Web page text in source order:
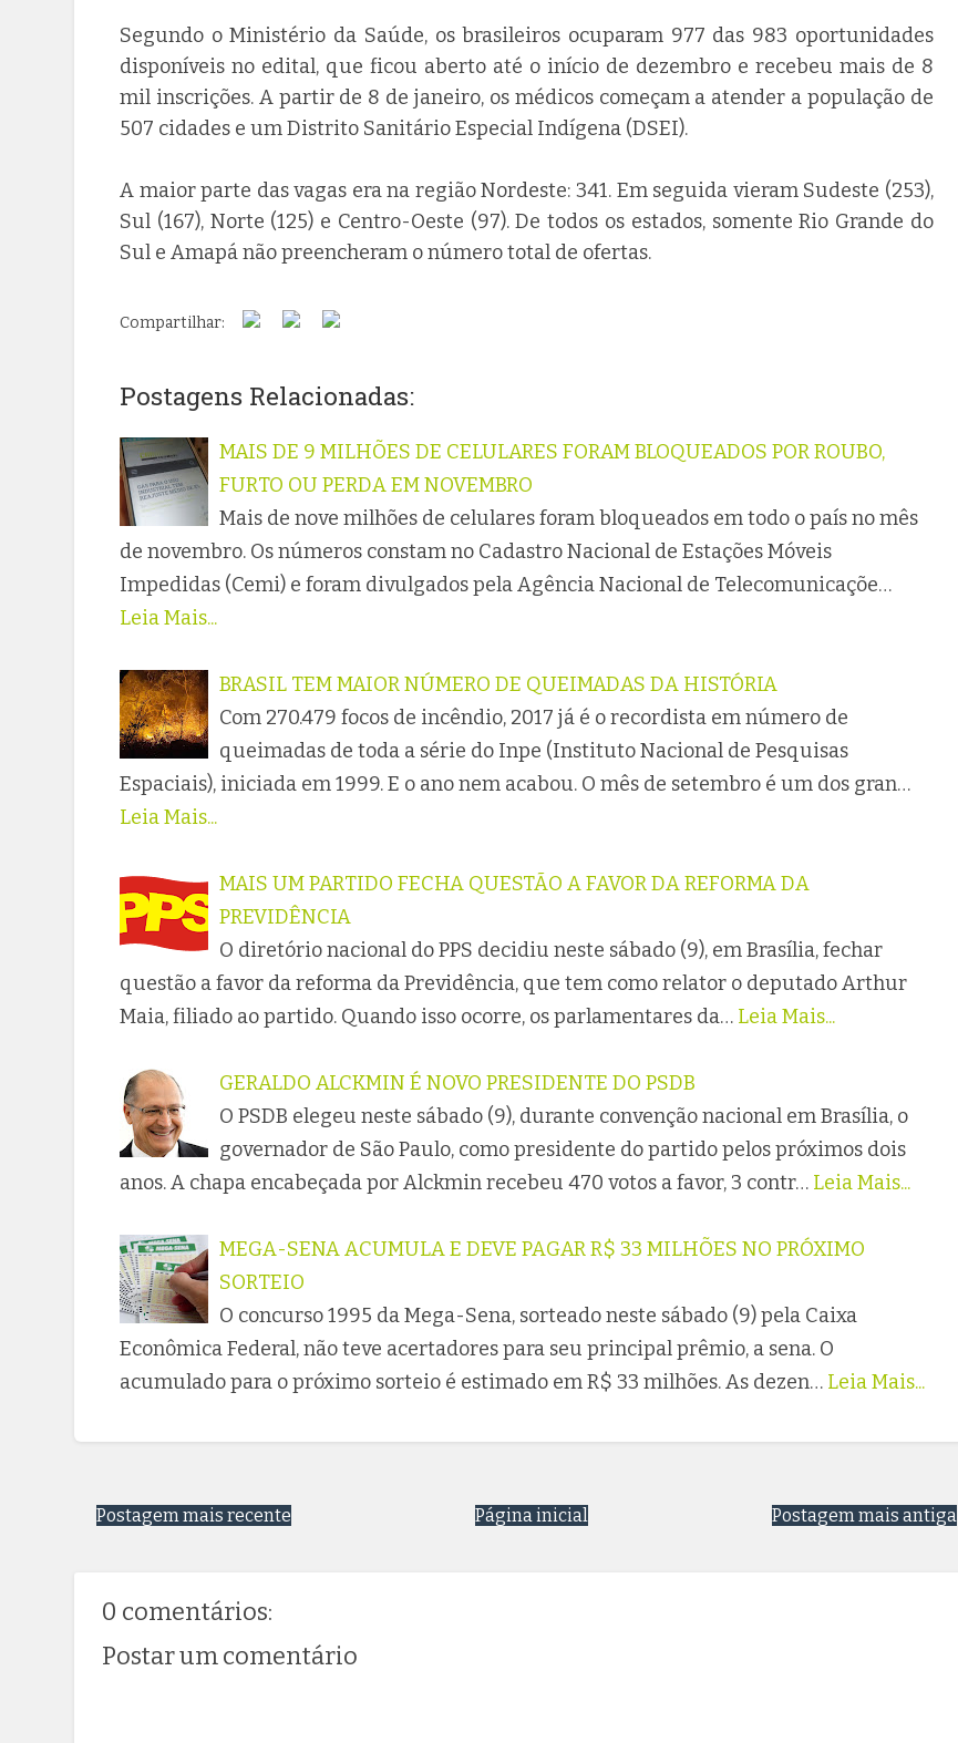
Segundo o Ministério da Saúde, os brasileiros ocuparam 977 das 983 oportunidades
disponíveis no edital, que ficou aberto até o início de dezembro e recebeu mais de 8
mil inscrições. A partir de 8 de janeiro, os médicos começam a atender a população de
507 cidades e um Distrito Sanitário Especial Indígena (DSEI).
A maior parte das vagas era na região Nordeste: 341. Em seguida vieram Sudeste (253),
Sul (167), Norte (125) e Centro-Oeste (97). De todos os estados, somente Rio Grande do
Sul e Amapá não preencheram o número total de ofertas.
Compartilhar:
Postagens Relacionadas:
MAIS DE 9 MILHÕES DE CELULARES FORAM BLOQUEADOS POR ROUBO,
FURTO OU PERDA EM NOVEMBRO
Mais de nove milhões de celulares foram bloqueados em todo o país no mês
de novembro. Os números constam no Cadastro Nacional de Estações Móveis
Impedidas (Cemi) e foram divulgados pela Agência Nacional de Telecomunicaçõe…
Leia Mais...
BRASIL TEM MAIOR NÚMERO DE QUEIMADAS DA HISTÓRIA
Com 270.479 focos de incêndio, 2017 já é o recordista em número de
queimadas de toda a série do Inpe (Instituto Nacional de Pesquisas
Espaciais), iniciada em 1999. E o ano nem acabou. O mês de setembro é um dos gran…
Leia Mais...
MAIS UM PARTIDO FECHA QUESTÃO A FAVOR DA REFORMA DA
PREVIDÊNCIA
O diretório nacional do PPS decidiu neste sábado (9), em Brasília, fechar
questão a favor da reforma da Previdência, que tem como relator o deputado Arthur
Maia, filiado ao partido. Quando isso ocorre, os parlamentares da… Leia Mais...
GERALDO ALCKMIN É NOVO PRESIDENTE DO PSDB
O PSDB elegeu neste sábado (9), durante convenção nacional em Brasília, o
governador de São Paulo, como presidente do partido pelos próximos dois
anos. A chapa encabeçada por Alckmin recebeu 470 votos a favor, 3 contr… Leia Mais...
MEGA-SENA ACUMULA E DEVE PAGAR R$ 33 MILHÕES NO PRÓXIMO
SORTEIO
O concurso 1995 da Mega-Sena, sorteado neste sábado (9) pela Caixa
Econômica Federal, não teve acertadores para seu principal prêmio, a sena. O
acumulado para o próximo sorteio é estimado em R$ 33 milhões. As dezen… Leia Mais...
Postagem mais recente Postagem mais antiga
Página inicial
0 comentários:
Postar um comentário